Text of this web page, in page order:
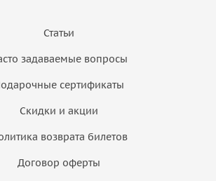
Статьи
задаваемые вопросы
сертификаты
Скидки и акции
возврата билетов
Договор оферты